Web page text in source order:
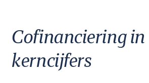
Cofinanciering in
kerncijfers